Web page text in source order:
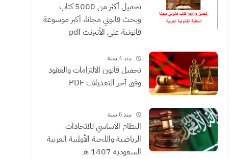
تحميل أكثر من 5000 كتاب
وبحث قانوني مجانا، أكبر موسوعة
قانونية على الأنترنت pdf
منذ 4 سنة
تحميل قانون الالتزامات والعقود
وفق آخر التعديلات PDF
منذ 6 سنة
النظام الأساسي للاتحادات
الرياضية واللجنة الأولمبية العربية
السعودية 1407 هـ